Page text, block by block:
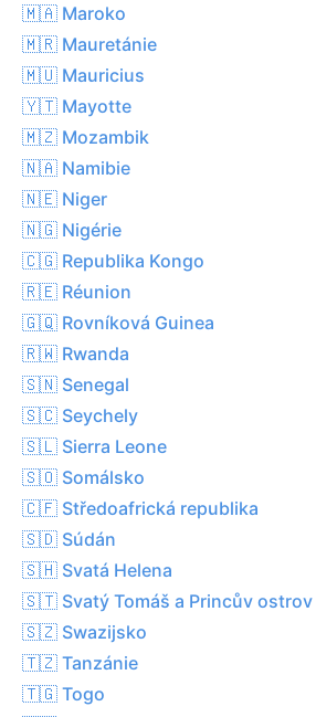
🇲🇦 Maroko
🇲🇷 Mauretánie
🇲🇺 Mauricius
🇾🇹 Mayotte
🇲🇿 Mozambik
🇳🇦 Namibie
🇳🇪 Niger
🇳🇬 Nigérie
🇨🇬 Republika Kongo
🇷🇪 Réunion
🇬🇶 Rovníková Guinea
🇷🇼 Rwanda
🇸🇳 Senegal
🇸🇨 Seychely
🇸🇱 Sierra Leone
🇸🇴 Somálsko
🇨🇫 Středoafrická republika
🇸🇩 Súdán
🇸🇭 Svatá Helena
🇸🇹 Svatý Tomáš a Princův ostrov
🇸🇿 Swazijsko
🇹🇿 Tanzánie
🇹🇬 Togo